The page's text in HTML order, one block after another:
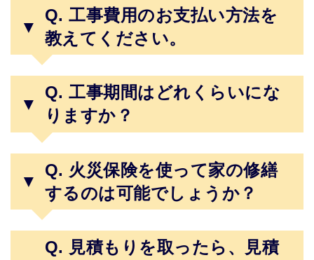
▼
Q. 工事費用のお支払い方法を
教えてください。
▼
Q. 工事期間はどれくらいにな
りますか？
▼
Q. 火災保険を使って家の修繕
するのは可能でしょうか？
Q. 見積もりを取ったら、見積